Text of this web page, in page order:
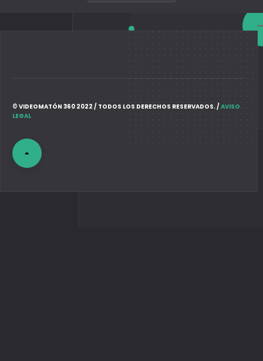
© VIDEOMATÓN 360 2022 / TODOS LOS DERECHOS RESERVADOS. / AVISO
LEGAL